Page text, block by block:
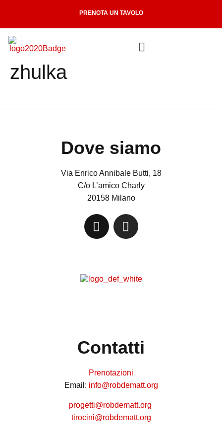
PRENOTA UN TAVOLO
zhulka
Dove siamo
Via Enrico Annibale Butti, 18
C/o L’amico Charly
20158 Milano
Contatti
Prenotazioni
Email: info@robdematt.org
progetti@robdematt.org
tirocini@robdematt.org